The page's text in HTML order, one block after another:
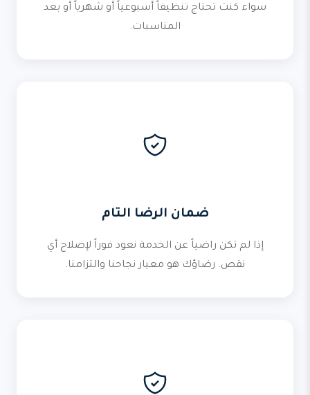
سواء كنت تحتاج تنظيفاً أسبوعياً أو شهرياً أو بعد
المناسبات.
ضمان الرضا التام
إذا لم تكن راضياً عن الخدمة نعود فوراً لإصلاح أي
نقص. رضاؤك هو معيار نجاحنا والتزامنا.